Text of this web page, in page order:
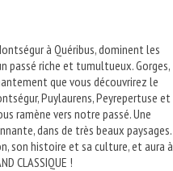
à Quéribus, dominent les
passé riche et tumultueux. Gorges,
que vous découvrirez le
Puylaurens, Peyrepertuse et
ramène vers notre passé. Une
dans de très beaux paysages.
son histoire et sa culture, et aura à
CLASSIQUE !